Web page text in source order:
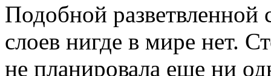
Подобной разветвленной
слоев нигде в мире нет.
не планировала еще ни